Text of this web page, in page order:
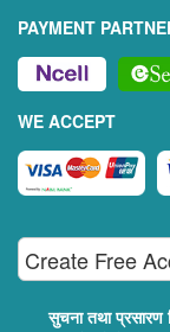
PAYMENT
WE ACCEPT
Create Free
सुचना तथा